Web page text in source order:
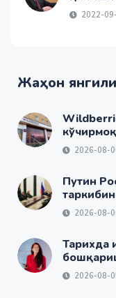
2022-
Жаҳон
2026-08-
Путин
2026-08-
Тарихда
2026-08-